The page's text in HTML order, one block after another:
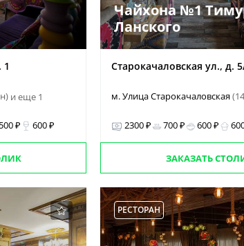
1
и еще 1
500 ₽ 600 ₽
Чайхона №1
Ланского
Старокачаловская ул., д.
м. Улица Старокачаловская
2300 ₽ 700 ₽ 600 ₽
ЗАКАЗАТЬ
РЕСТОРАН